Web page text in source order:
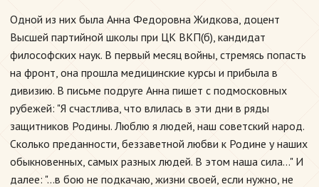
Одной из них была Анна Федоровна Жидкова, доцент
Высшей партийной школы при ЦК ВКП(б), кандидат
философских наук. В первый месяц войны, стремясь попасть
на фронт, она прошла медицинские курсы и прибыла в
дивизию. В письме подруге Анна пишет с подмосковных
рубежей: "Я счастлива, что влилась в эти дни в ряды
защитников Родины. Люблю я людей, наш советский народ.
Сколько преданности, беззаветной любви к Родине у наших
обыкновенных, самых разных людей. В этом наша сила..." И
далее: "...в бою не подкачаю, жизни своей, если нужно, не